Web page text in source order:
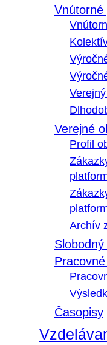
Vnútorné
Verejné
Profil
Archív
Časopisy